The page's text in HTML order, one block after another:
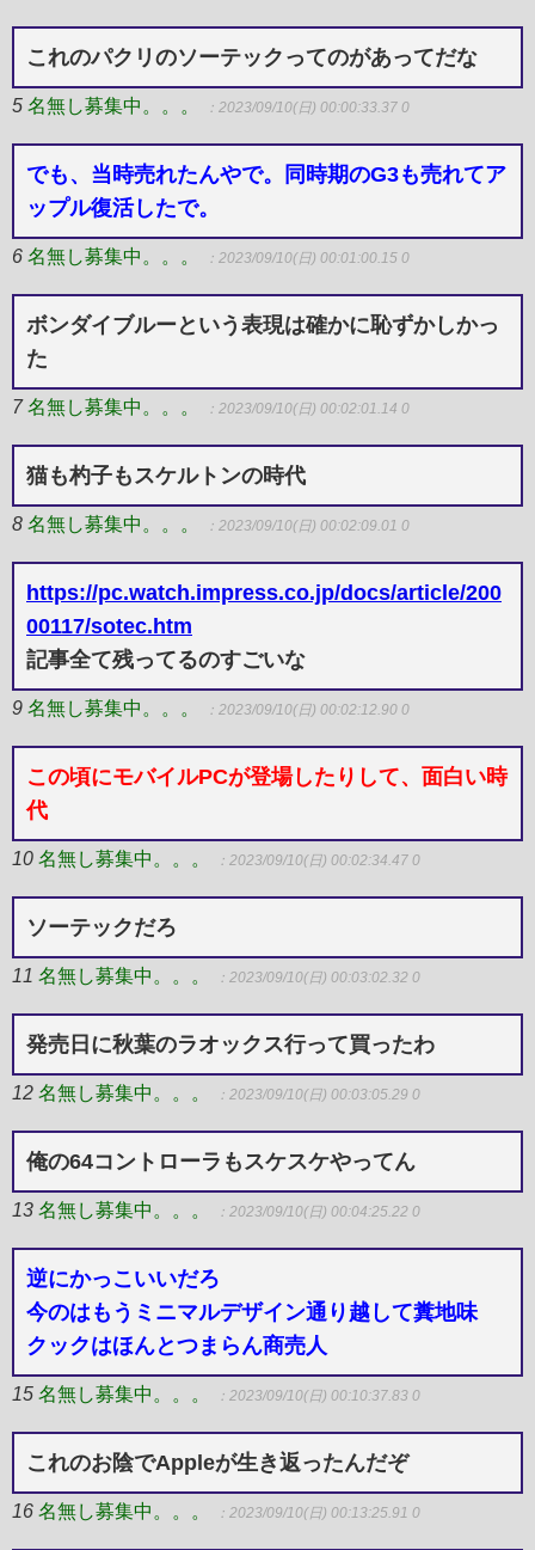
これのパクリのソーテックってのがあってだな
5 名無し募集中。。。 ：2023/09/10(日) 00:00:33.37 0
でも、当時売れたんやで。同時期のG3も売れてア
ップル復活したで。
6 名無し募集中。。。 ：2023/09/10(日) 00:01:00.15 0
ボンダイブルーという表現は確かに恥ずかしかっ
た
7 名無し募集中。。。 ：2023/09/10(日) 00:02:01.14 0
猫も杓子もスケルトンの時代
8 名無し募集中。。。 ：2023/09/10(日) 00:02:09.01 0
https://pc.watch.impress.co.jp/docs/article/200
00117/sotec.htm
記事全て残ってるのすごいな
9 名無し募集中。。。 ：2023/09/10(日) 00:02:12.90 0
この頃にモバイルPCが登場したりして、面白い時
代
10 名無し募集中。。。 ：2023/09/10(日) 00:02:34.47 0
ソーテックだろ
11 名無し募集中。。。 ：2023/09/10(日) 00:03:02.32 0
発売日に秋葉のラオックス行って買ったわ
12 名無し募集中。。。 ：2023/09/10(日) 00:03:05.29 0
俺の64コントローラもスケスケやってん
13 名無し募集中。。。 ：2023/09/10(日) 00:04:25.22 0
逆にかっこいいだろ
今のはもうミニマルデザイン通り越して糞地味
クックはほんとつまらん商売人
15 名無し募集中。。。 ：2023/09/10(日) 00:10:37.83 0
これのお陰でAppleが生き返ったんだぞ
16 名無し募集中。。。 ：2023/09/10(日) 00:13:25.91 0